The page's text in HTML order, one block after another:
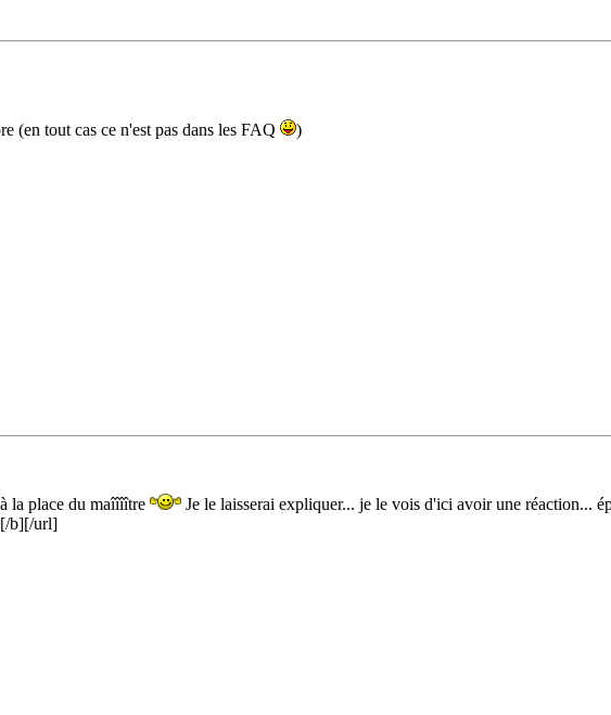
(en tout cas ce n'est pas dans les FAQ
)
la place du maîîîître
Je le laisserai expliquer... je le vois d'ici avoir une réaction...
b][/url]